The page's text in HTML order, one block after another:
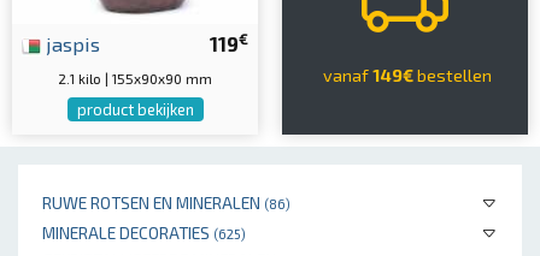
RUWE ROTSEN EN MINERALEN (86)
MINERALE DECORATIES (625)
119€
jaspis
2.1 kilo | 155x90x90 mm
product bekijken
vanaf149€bestellen